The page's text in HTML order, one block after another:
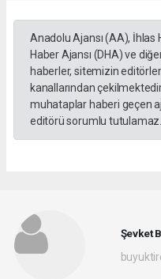
Anadolu Ajansı (AA), İhlas
Haber Ajansı (DHA) ve
haberler, sitemizin
kanallarından
muhataplar haberi geçen
editörü sorumlu tutulamaz...
Şevket